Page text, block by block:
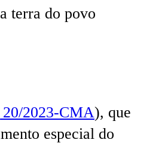
terra do povo
2023-CMA), que
especial do